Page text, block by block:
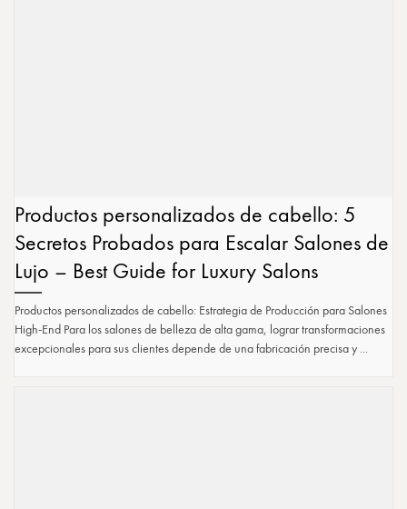
Productos personalizados de cabello: 5
Secretos Probados para Escalar Salones de
Lujo – Best Guide for Luxury Salons
Productos personalizados de cabello: Estrategia de Producción para Salones
High-End Para los salones de belleza de alta gama, lograr transformaciones
excepcionales para sus clientes depende de una fabricación precisa y ...